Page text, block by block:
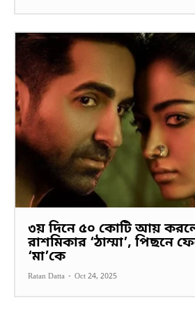
৩য় দিনে ৫০ কোটি আয়
রাশমিকার ‘ঠাম্মা’,
‘মা’কে
Ratan Datta - Oct 24, 2025